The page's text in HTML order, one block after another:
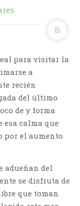
para visitar la
a
recién
del último
de y forma
calma que
por el aumento
adueñan del
se disfruta de
que toman